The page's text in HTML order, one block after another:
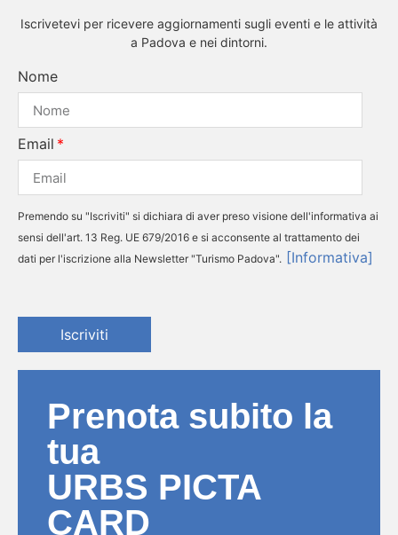
Iscrivetevi per ricevere aggiornamenti sugli eventi e le attività
a Padova e nei dintorni.
Nome
Email
Premendo su "Iscriviti" si dichiara di aver preso visione dell'informativa ai
sensi dell'art. 13 Reg. UE 679/2016 e si acconsente al trattamento dei
dati per l'iscrizione alla Newsletter "Turismo Padova". [Informativa]
Iscriviti
Prenota subito la
tua
URBS PICTA
CARD